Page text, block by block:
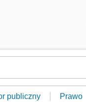
publiczny Prawo